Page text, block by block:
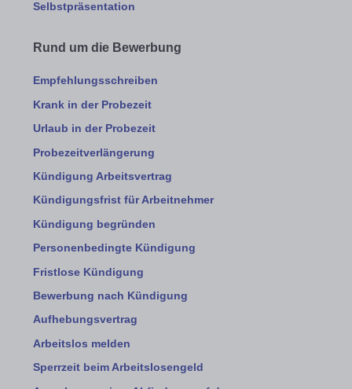
Selbstpräsentation
Rund um die Bewerbung
Empfehlungsschreiben
Krank in der Probezeit
Urlaub in der Probezeit
Probezeitverlängerung
Kündigung Arbeitsvertrag
Kündigungsfrist für Arbeitnehmer
Kündigung begründen
Personenbedingte Kündigung
Fristlose Kündigung
Bewerbung nach Kündigung
Aufhebungsvertrag
Arbeitslos melden
Sperrzeit beim Arbeitslosengeld